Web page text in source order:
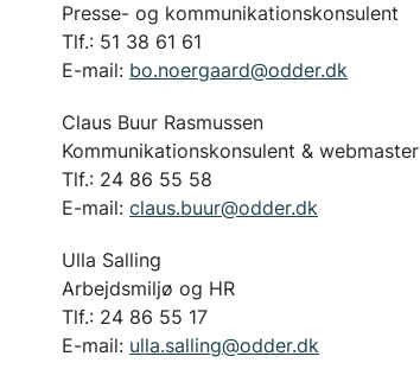
Presse- og kommunikationskonsulent
Tlf.: 51 38 61 61
E-mail: bo.noergaard@odder.dk
Claus Buur Rasmussen
Kommunikationskonsulent & webmaster
Tlf.: 24 86 55 58
E-mail: claus.buur@odder.dk
Ulla Salling
Arbejdsmiljø og HR
Tlf.: 24 86 55 17
E-mail: ulla.salling@odder.dk